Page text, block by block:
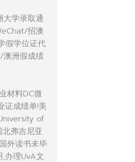
学录取通
招澳
假学位证代
洲假成绩
材料DC微
证成绩单!美
of
弗吉尼亚
外读书未毕
办理UvA文